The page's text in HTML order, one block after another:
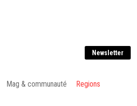
Newsletter
Mag & communauté Regions